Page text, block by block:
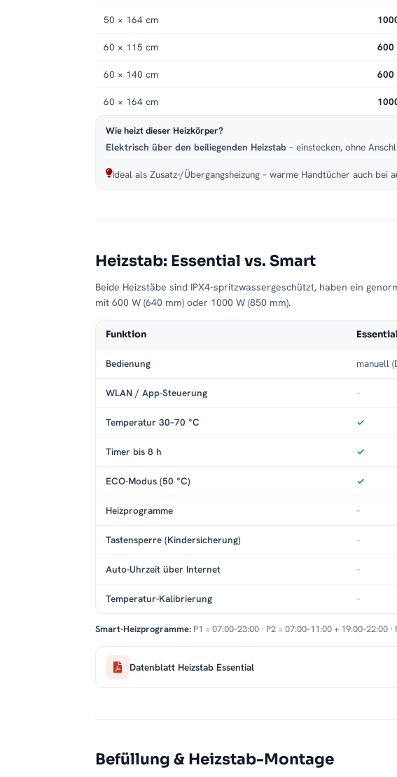
50 × 164 cm
60 × 115 cm 600
60 × 140 cm 600
60 × 164 cm
Wie heizt dieser Heizkörper?
Elektrisch über den beiliegenden Heizstab – einstecken, ohne
Ideal als Zusatz-/Übergangsheizung – warme Handtücher auch bei
Heizstab: Essential vs. Smart
Beide Heizstäbe sind IPX4-spritzwassergeschützt, haben ein
mit 600 W (640 mm) oder 1000 W (850 mm).
Funktion
Bedienung manuell
WLAN / App-Steuerung –
Temperatur 30–70 °C ✓
Timer bis 8 h ✓
ECO-Modus (50 °C) ✓
Heizprogramme –
Tastensperre (Kindersicherung) –
Auto-Uhrzeit über Internet –
Temperatur-Kalibrierung –
Smart-Heizprogramme: P1 = 07:00–23:00 · P2 = 07:00–11:00 +
Datenblatt Heizstab Essential
Befüllung & Heizstab-Montage